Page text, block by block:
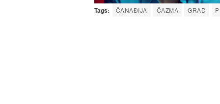
Tags: ČANAĐIJA ČAZMA GRAD